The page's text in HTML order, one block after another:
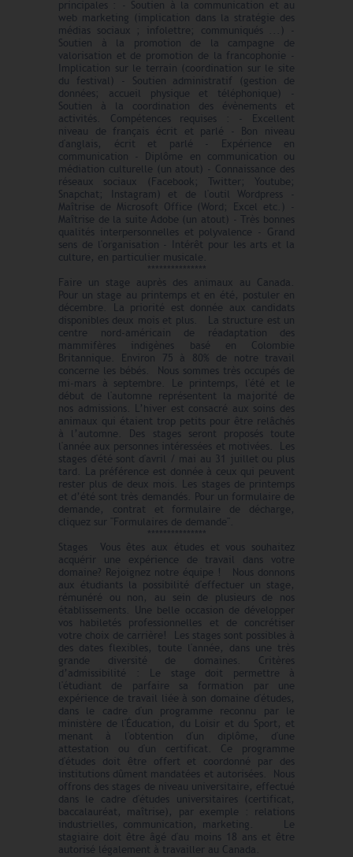
principales : - Soutien à la communication et au
web marketing (implication dans la stratégie des
médias sociaux ; infolettre; communiqués ...) -
Soutien à la promotion de la campagne de
valorisation et de promotion de la francophonie -
Implication sur le terrain (coordination sur le site
du festival) - Soutien administratif (gestion de
données; accueil physique et téléphonique) -
Soutien à la coordination des évènements et
activités. Compétences requises : - Excellent
niveau de français écrit et parlé - Bon niveau
d'anglais, écrit et parlé - Expérience en
communication - Diplôme en communication ou
médiation culturelle (un atout) - Connaissance des
réseaux sociaux (Facebook; Twitter; Youtube;
Snapchat; Instagram) et de l'outil Wordpress -
Maîtrise de Microsoft Office (Word; Excel etc.) -
Maîtrise de la suite Adobe (un atout) - Très bonnes
qualités interpersonnelles et polyvalence - Grand
sens de l'organisation - Intérêt pour les arts et la
culture, en particulier musicale.
Faire un stage auprès des animaux au Canada.
Pour un stage au printemps et en été, postuler en
décembre. La priorité est donnée aux candidats
disponibles deux mois et plus. La structure est un
centre nord-américain de réadaptation des
mammifères indigènes basé en Colombie
Britannique. Environ 75 à 80% de notre travail
concerne les bébés. Nous sommes très occupés de
mi-mars à septembre. Le printemps, l'été et le
début de l'automne représentent la majorité de
nos admissions. L’hiver est consacré aux soins des
animaux qui étaient trop petits pour être relâchés
à l’automne. Des stages seront proposés toute
l'année aux personnes intéressées et motivées. Les
stages d'été sont d'avril / mai au 31 juillet ou plus
tard. La préférence est donnée à ceux qui peuvent
rester plus de deux mois. Les stages de printemps
et d’été sont très demandés. Pour un formulaire de
demande, contrat et formulaire de décharge,
cliquez sur "Formulaires de demande".
Stages Vous êtes aux études et vous souhaitez
acquérir une expérience de travail dans votre
domaine? Rejoignez notre équipe ! Nous donnons
aux étudiants la possibilité d'effectuer un stage,
rémunéré ou non, au sein de plusieurs de nos
établissements. Une belle occasion de développer
vos habiletés professionnelles et de concrétiser
votre choix de carrière! Les stages sont possibles à
des dates flexibles, toute l'année, dans une très
grande diversité de domaines. Critères
d’admissibilité : Le stage doit permettre à
l'étudiant de parfaire sa formation par une
expérience de travail liée à son domaine d'études,
dans le cadre d'un programme reconnu par le
ministère de l'Éducation, du Loisir et du Sport, et
menant à l'obtention d'un diplôme, d'une
attestation ou d'un certificat. Ce programme
d'études doit être offert et coordonné par des
institutions dûment mandatées et autorisées. Nous
offrons des stages de niveau universitaire, effectué
dans le cadre d'études universitaires (certificat,
baccalauréat, maîtrise), par exemple : relations
industrielles, communication, marketing. Le
stagiaire doit être âgé d'au moins 18 ans et être
autorisé légalement à travailler au Canada.